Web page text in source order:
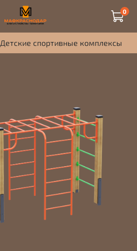
0
Детские спортивные комплексы